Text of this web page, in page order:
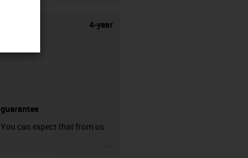
4-year
guarantee
You can expect that from us.